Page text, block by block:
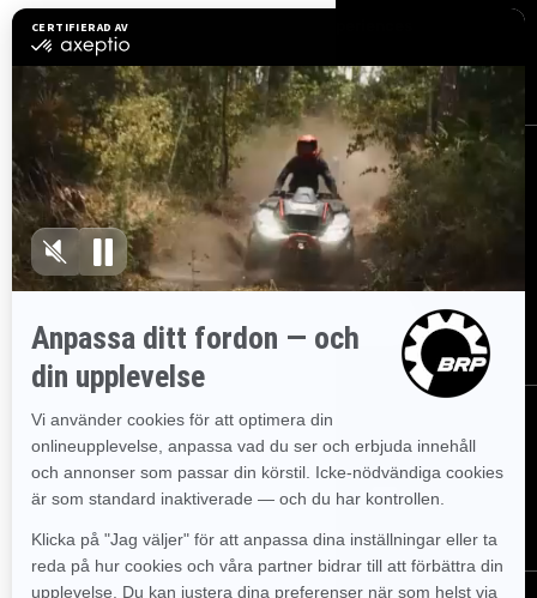
Karriärer
Bli Can-Am-återförsäljare
REGISTRERA DIG
Gå med i nyhetsbrevet.Var först med att få reda på de senaste
evenemangen, nyheterna och erbjudandena.
FÖLJ OSS